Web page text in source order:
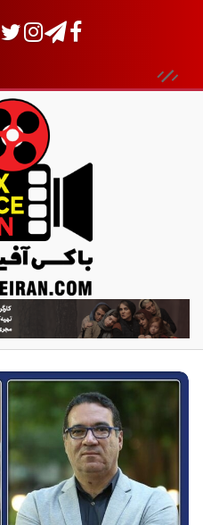
ب
ا
ک
س
آ
ف
ی
س
ا
ی
ر